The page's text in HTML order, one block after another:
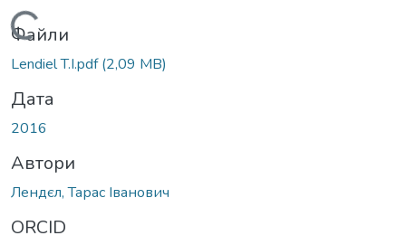
Файли
Lendiel T.I.pdf(2,09 MB)
Дата
2016
Автори
Лендєл, Тарас Іванович
ORCID